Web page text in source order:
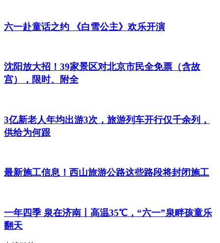
六一赴童话之约 《白雪公主》欢乐开演
沈阳放大招！39家景区对北京市民全免票（含故
宫），限时、附全
3亿新老人年均出游3次，旅游列车开行仅千余列，
供给为何跟
最新施工信息！西山旅游公路这些路段将封闭施工
一年四季 泉在济南丨高温35℃，“六一”泉畔孩童乐
翻天